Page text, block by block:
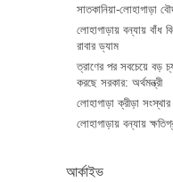
সাতকানিয়া-লোহাগাড়া
লোহাগাড়ায় বন্যায় বাঁধ
রাবার ড্যাম
ত্রাণের পর সবচেয়ে বড়
করছে সরকার: অর্থমন্ত্রী
লোহাগাড়া ক্রীড়া
লোহাগাড়ায় বন্যায়
আর্কাইভ